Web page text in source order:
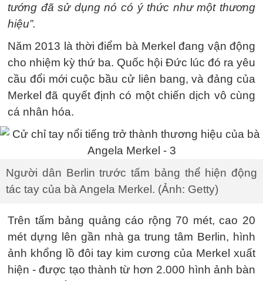
tướng đã sử dụng nó có ý thức như một thương
hiệu”.
Năm 2013 là thời điểm bà Merkel đang vận động
cho nhiệm kỳ thứ ba. Quốc hội Đức lúc đó ra yêu
cầu đổi mới cuộc bầu cử liên bang, và đảng của
Merkel đã quyết định có một chiến dịch vô cùng
cá nhân hóa.
Người dân Berlin trước tấm bảng thể hiện động
tác tay của bà Angela Merkel. (Ảnh: Getty)
Trên tấm bảng quảng cáo rộng 70 mét, cao 20
mét dựng lên gần nhà ga trung tâm Berlin, hình
ảnh khổng lồ đôi tay kim cương của Merkel xuất
hiện - được tạo thành từ hơn 2.000 hình ảnh bàn